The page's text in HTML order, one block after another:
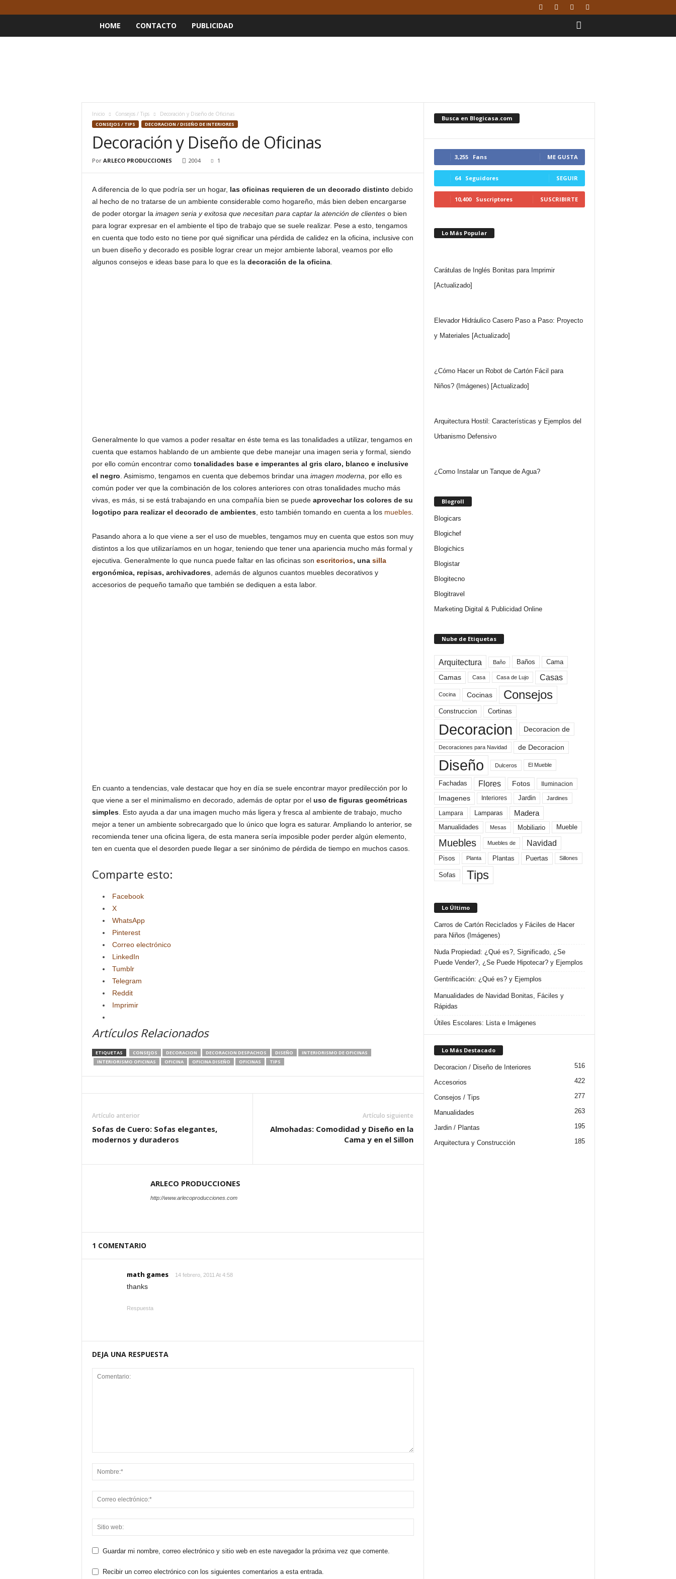
HOME CONTACTO PUBLICIDAD
Inicio Consejos / Tips Decoración y Diseño de Oficinas
CONSEJOS / TIPS DECORACION / DISEÑO DE INTERIORES
Decoración y Diseño de Oficinas
Por ARLECO PRODUCCIONES 2004 1
A diferencia de lo que podría ser un hogar, las oficinas requieren de un decorado distinto debido
al hecho de no tratarse de un ambiente considerable como hogareño, más bien deben encargarse
de poder otorgar la imagen seria y exitosa que necesitan para captar la atención de clienteso bien
para lograr expresar en el ambiente el tipo de trabajo que se suele realizar. Pese a esto, tengamos
en cuenta que todo esto no tiene por qué significar una pérdida de calidez en la oficina, inclusive con
un buen diseño y decorado es posible lograr crear un mejor ambiente laboral, veamos por ello
algunos consejos e ideas base para lo que es la decoración de la oficina.
Generalmente lo que vamos a poder resaltar en éste tema es las tonalidades a utilizar, tengamos en
cuenta que estamos hablando de un ambiente que debe manejar una imagen seria y formal, siendo
por ello común encontrar como tonalidades base e imperantes al gris claro, blanco e inclusive
el negro . Asimismo, tengamos en cuenta que debemos brindar una imagen moderna , por ello es
común poder ver que la combinación de los colores anteriores con otras tonalidades mucho más
vivas, es más, si se está trabajando en una compañía bien se puede aprovechar los colores de su
logotipo para realizar el decorado de ambientes, esto también tomando en cuenta a los muebles.
Pasando ahora a lo que viene a ser el uso de muebles, tengamos muy en cuenta que estos son muy
distintos a los que utilizaríamos en un hogar, teniendo que tener una apariencia mucho más formal y
ejecutiva. Generalmente lo que nunca puede faltar en las oficinas son escritorios, una silla
ergonómica, repisas, archivadores, además de algunos cuantos muebles decorativos y
accesorios de pequeño tamaño que también se dediquen a esta labor.
En cuanto a tendencias, vale destacar que hoy en día se suele encontrar mayor predilección por lo
que viene a ser el minimalismo en decorado, además de optar por el uso de figuras geométricas
simples. Esto ayuda a dar una imagen mucho más ligera y fresca al ambiente de trabajo, mucho
mejor a tener un ambiente sobrecargado que lo único que logra es saturar. Ampliando lo anterior, se
recomienda tener una oficina ligera, de esta manera sería imposible poder perder algún elemento,
ten en cuenta que el desorden puede llegar a ser sinónimo de pérdida de tiempo en muchos casos.
Comparte esto:
Facebook
X
WhatsApp
Pinterest
Correo electrónico
LinkedIn
Tumblr
Telegram
Reddit
Imprimir
Artículos Relacionados
ETIQUETAS CONSEJOS DECORACION DECORACION DESPACHOS DISEÑO
INTERIORISMO DE OFICINAS
INTERIORISMO OFICINAS
OFICINA OFICINA DISEÑO OFICINAS TIPS
Artículo anterior
Sofas de Cuero: Sofas elegantes,
modernos y duraderos
Artículo siguiente
Almohadas: Comodidad y Diseño en la
Cama y en el Sillon
ARLECO PRODUCCIONES
http://www.arlecoproducciones.com
1 COMENTARIO
math games 14 febrero, 2011 At 4:58
thanks
Respuesta
DEJA UNA RESPUESTA
Guardar mi nombre, correo electrónico y sitio web en este navegador la próxima vez que comente.
Recibir un correo electrónico con los siguientes comentarios a esta entrada.
Busca en Blogicasa.com
3,255 Fans ME GUSTA
64 Seguidores SEGUIR
10,400 Suscriptores SUSCRIBIRTE
Lo Más Popular
Carátulas de Inglés Bonitas para Imprimir
[Actualizado]
Elevador Hidráulico Casero Paso a Paso: Proyecto
y Materiales [Actualizado]
¿Cómo Hacer un Robot de Cartón Fácil para
Niños? (Imágenes) [Actualizado]
Arquitectura Hostil: Características y Ejemplos del
Urbanismo Defensivo
¿Como Instalar un Tanque de Agua?
Blogroll
Blogicars
Blogichef
Blogichics
Blogistar
Blogitecno
Blogitravel
Marketing Digital & Publicidad Online
Nube de Etiquetas
Arquitectura Baño Baños Cama
Camas Casa Casa de Lujo Casas
Cocina Cocinas Consejos
Construccion Cortinas
Decoracion Decoracion de
Decoraciones para Navidad de Decoracion
Diseño Dulceros El Mueble
Fachadas Flores Fotos Iluminacion
Imagenes Interiores Jardin Jardines
Lampara Lamparas Madera
Manualidades Mesas Mobiliario Mueble
Muebles Muebles de Navidad
Pisos Planta Plantas Puertas Sillones
Sofas Tips
Lo Último
Carros de Cartón Reciclados y Fáciles de Hacer
para Niños (Imágenes)
Nuda Propiedad: ¿Qué es?, Significado, ¿Se
Puede Vender?, ¿Se Puede Hipotecar? y Ejemplos
Gentrificación: ¿Qué es? y Ejemplos
Manualidades de Navidad Bonitas, Fáciles y
Rápidas
Útiles Escolares: Lista e Imágenes
Lo Más Destacado
Decoracion / Diseño de Interiores 516
Accesorios 422
Consejos / Tips 277
Manualidades 263
Jardin / Plantas 195
Arquitectura y Construcción 185